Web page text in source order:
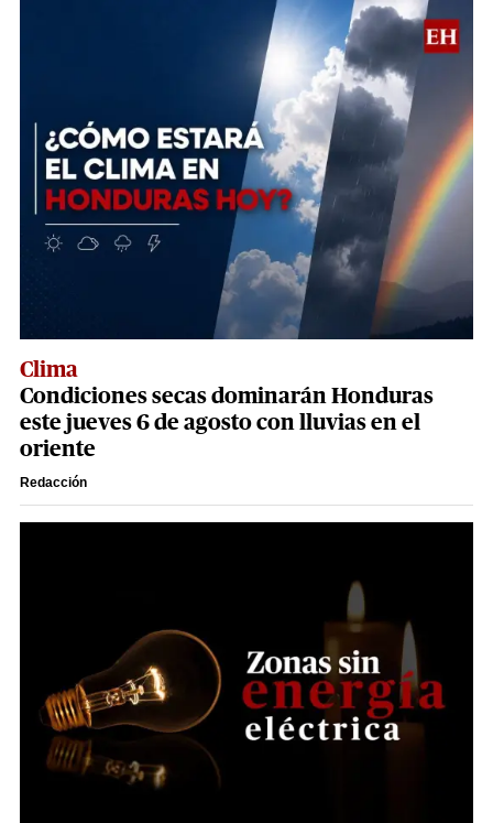
Clima
Condiciones secas dominarán Honduras
este jueves 6 de agosto con lluvias en el
oriente
Redacción